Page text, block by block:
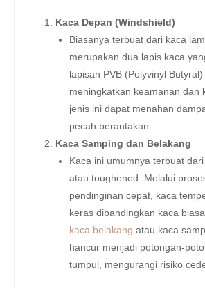
Kaca Depan (Windshield)
Biasanya terbuat dari kaca
merupakan dua lapis kaca
lapisan PVB (Polyvinyl
meningkatkan keamanan dan
jenis ini dapat menahan
pecah berantakan.
Kaca Samping dan Belakang
Kaca ini umumnya terbuat
atau toughened. Melalui
pendinginan cepat, kaca
keras dibandingkan kaca
kaca belakang atau kaca
hancur menjadi potongan-
tumpul, mengurangi risiko